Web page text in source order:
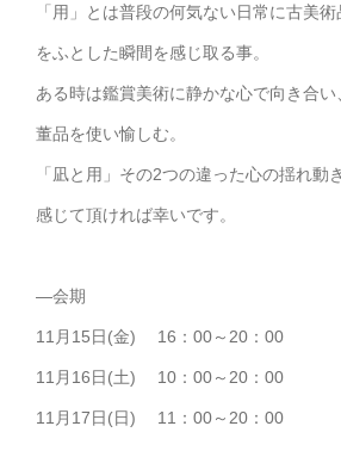
「用」とは普段の何気ない日常に古美
をふとした瞬間を感じ取る事。
ある時は鑑賞美術に静かな心で向き合
董品を使い愉しむ。
「凪と用」その2つの違った心の揺れ動
感じて頂ければ幸いです。
—会期
11月15日(金) 16：00～20：00
11月16日(土) 10：00～20：00
11月17日(日) 11：00～20：00